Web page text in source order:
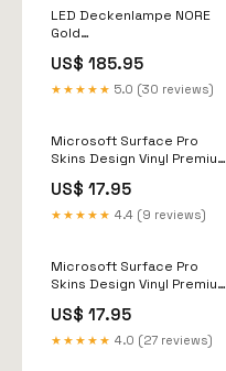
LED Deckenlampe NORE
Gold
US$ 185.95
★★★★★ 5.0 (30 reviews)
Microsoft Surface Pro
Skins Design Vinyl Premium
Hard Skull s10
US$ 17.95
★★★★★ 4.4 (9 reviews)
Microsoft Surface Pro
Skins Design Vinyl Premium
Marmor weiss switch
custom
US$ 17.95
★★★★★ 4.0 (27 reviews)